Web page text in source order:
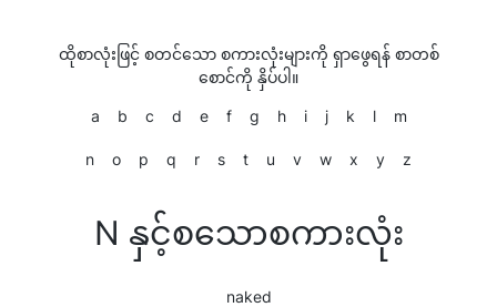
ထိုစာလုံးဖြင့် စတင်သော စကားလုံးများကို ရှာဖွေရန် စာတစ်
စောင်ကို နှိပ်ပါ။
a b c d e f g h i j k l m
n o p q r s t u v w x y z
N နှင့်စသောစကားလုံး
naked